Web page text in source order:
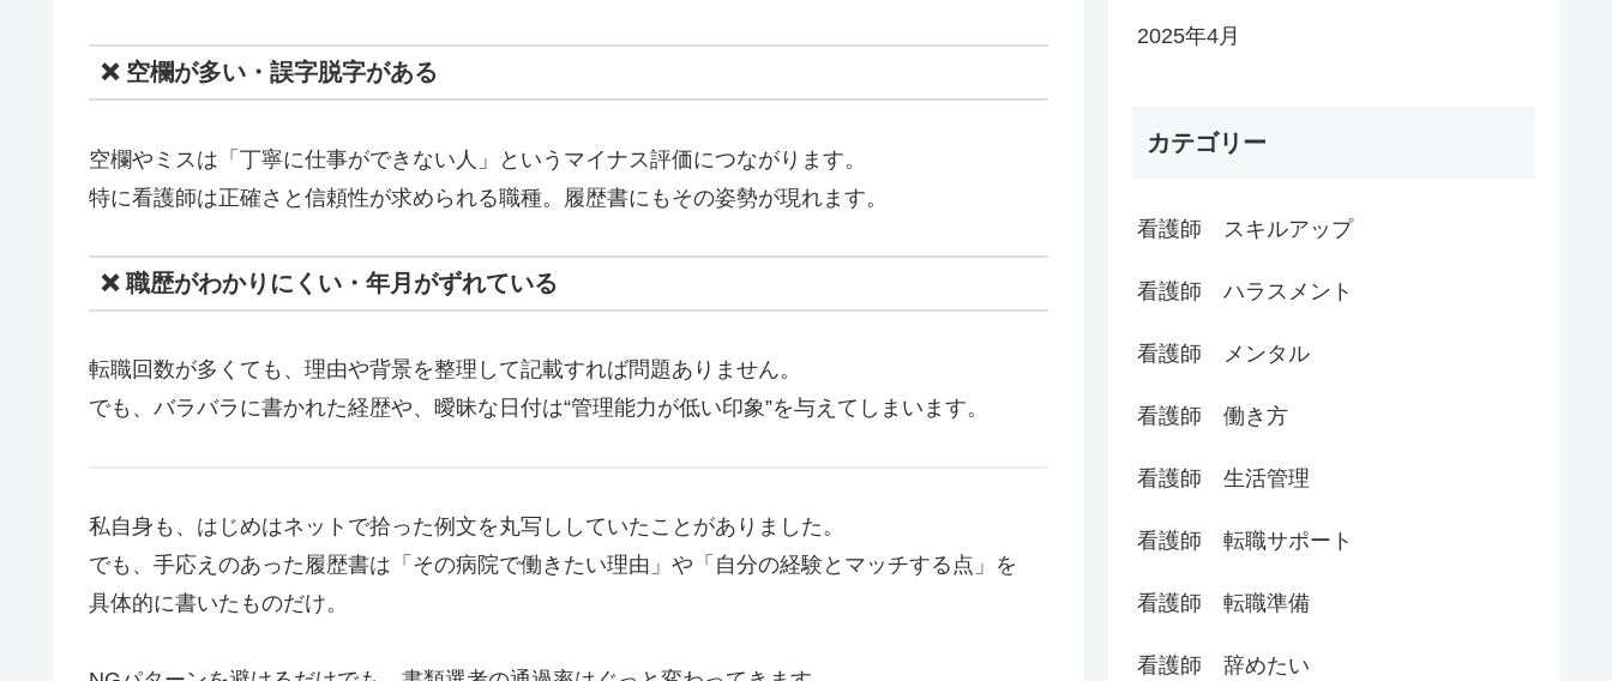
❌ 空欄が多い・誤字脱字がある
空欄やミスは「丁寧に仕事ができない人」というマイナス評価につながります。
特に看護師は正確さと信頼性が求められる職種。履歴書にもその姿勢が現れます。
❌ 職歴がわかりにくい・年月がずれている
転職回数が多くても、理由や背景を整理して記載すれば問題ありません。
でも、バラバラに書かれた経歴や、曖昧な日付は“管理能力が低い印象”を与えてしまいます。
私自身も、はじめはネットで拾った例文を丸写ししていたことがありました。
でも、手応えのあった履歴書は「その病院で働きたい理由」や「自分の経験とマッチする点」を
具体的に書いたものだけ。
2025年4月
カテゴリー
看護師 スキルアップ
看護師 ハラスメント
看護師 メンタル
看護師 働き方
看護師 生活管理
看護師 転職サポート
看護師 転職準備
看護師 辞めたい